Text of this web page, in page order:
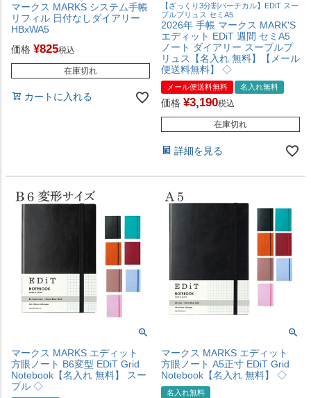
マークス MARKS システム手帳
リフィル 日付なしダイアリー
HBxWA5
価格 ¥825税込
在庫切れ
カートに入れる
【ざっくり3分割バーチカル】EDiT スー
プルプリュス セミA5
2026年 手帳 マークス MARK'S
エディット EDiT 週間 セミA5
ノート ダイアリー スープルプ
リュス【名入れ 無料】【メール
便送料無料】 ◇
メール便送料無料 名入れ無料
価格 ¥3,190税込
在庫切れ
詳細を見る
マークス MARKS エディット
方眼ノート B6変型 EDiT Grid
Notebook【名入れ 無料】 スー
プル ◇
マークス MARKS エディット
方眼ノート A5正寸 EDiT Grid
Notebook【名入れ 無料】 ◇
名入れ無料